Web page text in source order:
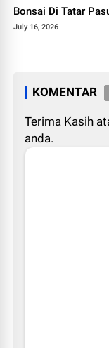
Bonsai Di Tatar
July 16, 2026
KOMENTAR
Terima Kasih
anda.